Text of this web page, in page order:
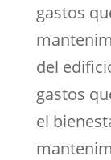
gastos
del
gastos
el